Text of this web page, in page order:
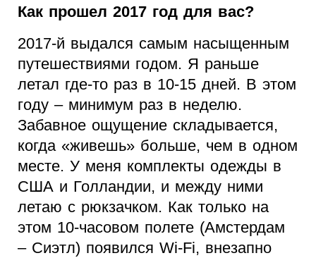
Как прошел 2017 год для вас?
2017-й выдался самым насыщенным
путешествиями годом. Я раньше
летал где-то раз в 10-15 дней. В этом
году – минимум раз в неделю.
Забавное ощущение складывается,
когда «живешь» больше, чем в одном
месте. У меня комплекты одежды в
США и Голландии, и между ними
летаю с рюкзачком. Как только на
этом 10-часовом полете (Амстердам
– Сиэтл) появился Wi-Fi, внезапно